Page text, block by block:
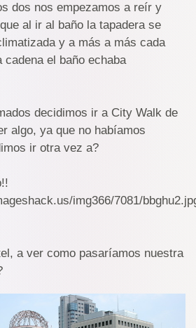
dos nos empezamos a reír y
al ir al baño la tapadera se
y a más a más cada
el baño echaba
decidimos ir a City Walk de
algo, ya que no habíamos
ir otra vez a?
img366/7081/
a ver como pasaríamos nuestra